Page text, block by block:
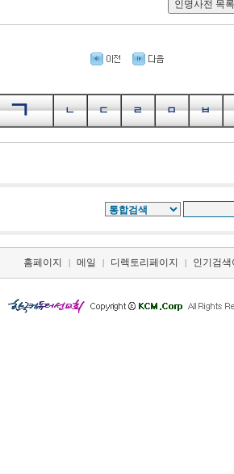
ㄱ ㄴ ㄷ ㄹ ㅁ ㅂ
홈페이지 | 메일 | 디렉토리페이지 | 인기검색